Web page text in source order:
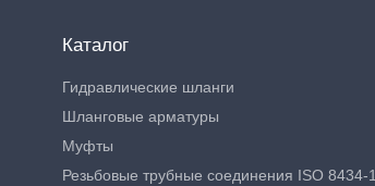
Каталог
Гидравлические шланги
Шланговые арматуры
Муфты
Резьбовые трубные соединения ISO 8434-1